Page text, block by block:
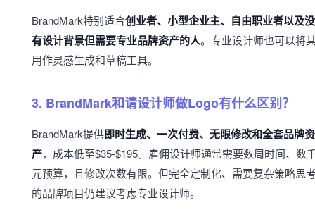
BrandMark特别适合创业者、小型企业主、自由职业者以及没
有设计背景但需要专业品牌资产的人。专业设计师也可以将
用作灵感生成和草稿工具。
3. BrandMark和请设计师做Logo有什么区别？
BrandMark提供即时生成、一次付费、无限修改和全套品牌资
产，成本低至$35-$195。雇佣设计师通常需要数周时间、数
元预算，且修改次数有限。但完全定制化、需要复杂策略思
的品牌项目仍建议考虑专业设计师。